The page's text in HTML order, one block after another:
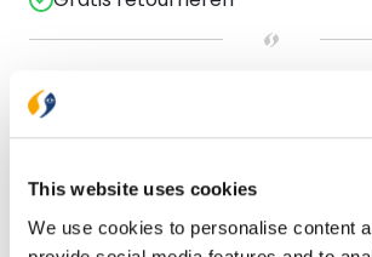
This website uses cookies
We use cookies to personalise content
Bekijk ook eens